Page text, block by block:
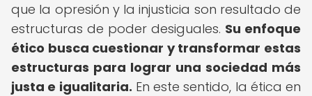
que la opresión y la injusticia son resultado de
estructuras de poder desiguales. Su enfoque
ético busca cuestionar y transformar estas
estructuras para lograr una sociedad más
justa e igualitaria. En este sentido, la ética en